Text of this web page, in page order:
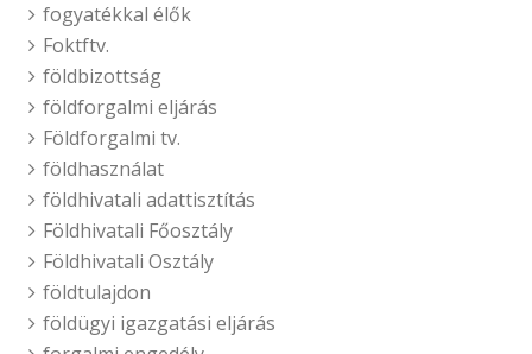
fogyatékkal élők
Foktftv.
földbizottság
földforgalmi eljárás
Földforgalmi tv.
földhasználat
földhivatali adattisztítás
Földhivatali Főosztály
Földhivatali Osztály
földtulajdon
földügyi igazgatási eljárás